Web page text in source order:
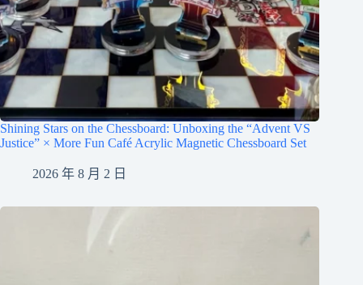
Shining Stars on the Chessboard: Unboxing the “Advent VS
Justice” × More Fun Café Acrylic Magnetic Chessboard Set
2026 年 8 月 2 日